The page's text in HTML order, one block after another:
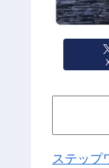
ステップ